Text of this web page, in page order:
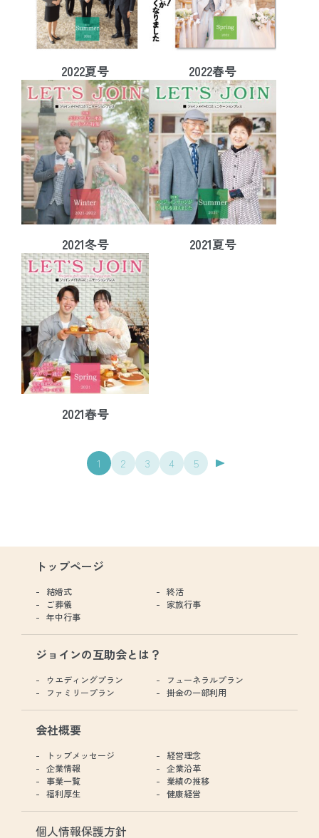
2022夏号 2022春号
2021冬号 2021夏号
2021春号
1 2 3 4 5
トップページ
結婚式
終活
ご葬儀
家族行事
年中行事
ジョインの互助会とは？
ウエディングプラン
フューネラルプラン
ファミリープラン
掛金の一部利用
会社概要
トップメッセージ
経営理念
企業情報
企業沿革
事業一覧
業績の推移
福利厚生
健康経営
個人情報保護方針